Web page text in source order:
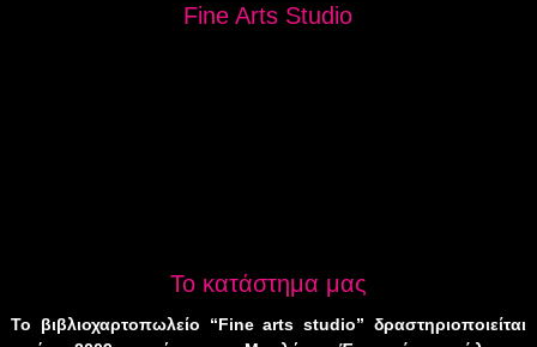
Fine Arts Studio
Το κατάστημα μας
Το βιβλιοχαρτοπωλείο “Fine arts studio” δραστηριοποιείται